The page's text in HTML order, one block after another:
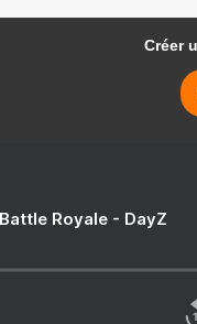
Créer
Royale - DayZ